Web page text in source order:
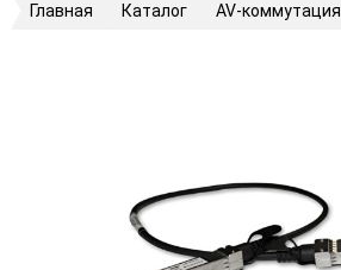
Главная Каталог AV-коммутация